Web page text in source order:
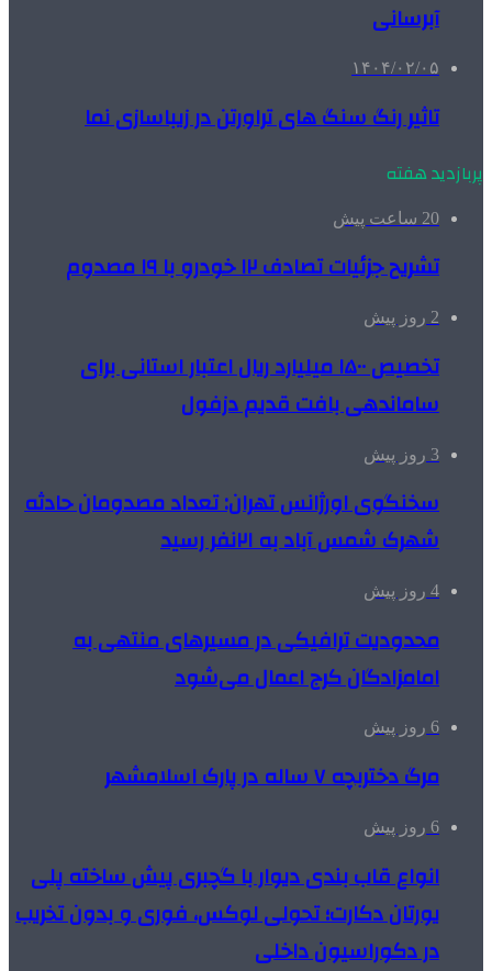
آبرسانی
۱۴۰۴/۰۲/۰۵
تاثیر رنگ سنگ های تراورتن در زیباسازی نما
پربازدید هفته
20 ساعت پیش
تشریح جزئیات تصادف ۱۲ خودرو با ۱۹ مصدوم
2 روز پیش
تخصیص ۱۵۰۰ میلیارد ریال اعتبار استانی برای
ساماندهی بافت قدیم دزفول
3 روز پیش
سخنگوی اورژانس تهران: تعداد مصدومان حادثه
شهرک شمس آباد به ۲۱نفر رسید
4 روز پیش
محدودیت ترافیکی در مسیرهای منتهی به
امامزادگان کرج اعمال می‌شود
6 روز پیش
مرگ دختربچه ۷ ساله در پارک اسلامشهر
6 روز پیش
انواع قاب بندی دیوار با گچبری پیش ساخته پلی
یورتان دکارت؛ تحولی لوکس، فوری و بدون تخریب
در دکوراسیون داخلی